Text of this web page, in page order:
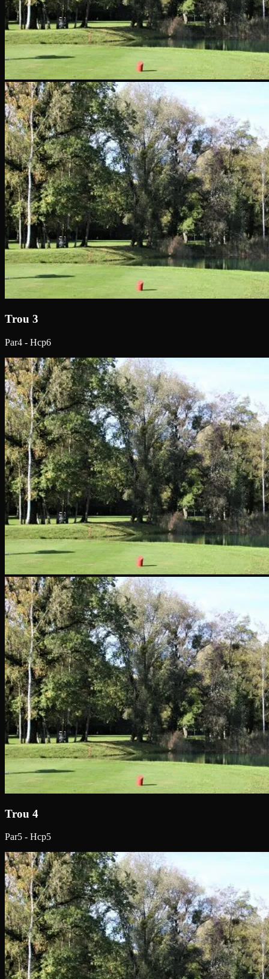
Trou 3
Par4 - Hcp6
Trou 4
Par5 - Hcp5